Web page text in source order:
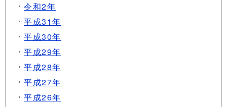
令和2年
平成31年
平成30年
平成29年
平成28年
平成27年
平成26年